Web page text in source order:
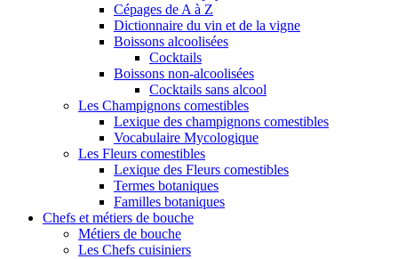
Cépages de A à Z
Dictionnaire du vin et de la vigne
Boissons alcoolisées
Cocktails
Boissons non-alcoolisées
Cocktails sans alcool
Les Champignons comestibles
Lexique des champignons comestibles
Vocabulaire Mycologique
Les Fleurs comestibles
Lexique des Fleurs comestibles
Termes botaniques
Familles botaniques
Chefs et métiers de bouche
Métiers de bouche
Les Chefs cuisiniers